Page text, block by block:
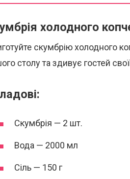
холодного
скумбрію холодного
столу та здивує гостей
Скумбрія — 2 шт.
Вода — 2000 мл
Сіль — 150 г